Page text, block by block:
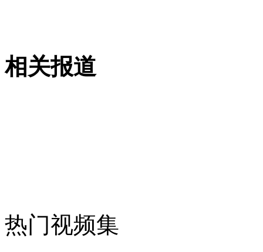
无痛分娩是否安全 医生回应
相关报道
热门视频集